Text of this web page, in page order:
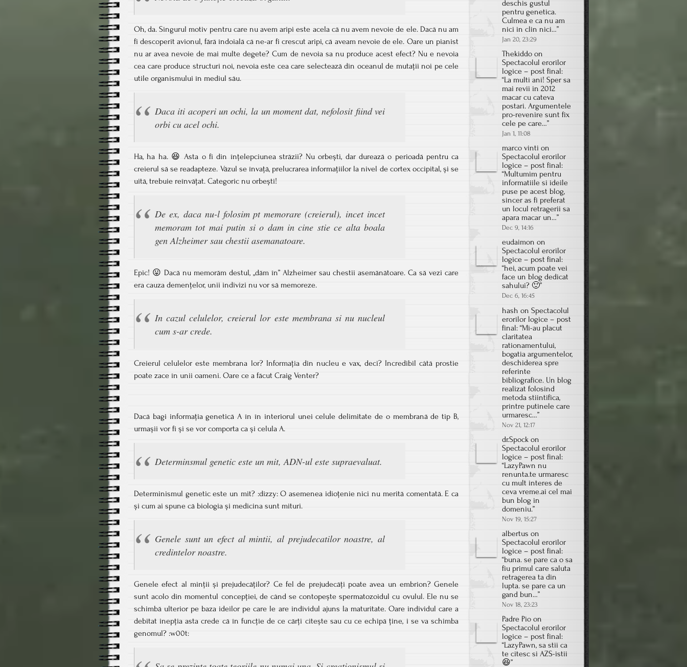
Oh, da. Singurul motiv pentru care nu avem aripi este acela că nu avem nevoie de ele. Dacă nu am
fi descoperit avionul, fără îndoială că ne-ar fi crescut aripi, că aveam nevoie de ele. Oare un pianist
nu ar avea nevoie de mai multe degete? Cum de nevoia sa nu produce acest efect? Nu e nevoia
cea care produce structuri noi, nevoia este cea care selectează din oceanul de mutații noi pe cele
utile organismului în mediul său.
Daca iti acoperi un ochi, la un moment dat, nefolosit fiind vei
orbi cu acel ochi.
Ha, ha ha. 😆 Asta o fi din înțelepciunea străzii? Nu orbești, dar durează o perioadă pentru ca
creierul să se readapteze. Văzul se învață, prelucrarea informațiilor la nivel de cortex occipital, și se
uită, trebuie reînvățat. Categoric nu orbești!
De ex, daca nu-l folosim pt memorare (creierul), incet incet
memoram tot mai putin si o dam in cine stie ce alta boala
gen Alzheimer sau chestii asemanatoare.
Epic! 😛 Dacă nu memorăm destul, „dăm în” Alzheimer sau chestii asemănătoare. Ca să vezi care
era cauza demențelor, unii indivizi nu vor să memoreze.
In cazul celulelor, creierul lor este membrana si nu nucleul
cum s-ar crede.
Creierul celulelor este membrana lor? Informația din nucleu e vax, deci? Incredibil câtă prostie
poate zace în unii oameni. Oare ce a făcut Craig Venter?
Dacă bagi informația genetică A în în interiorul unei celule delimitate de o membrană de tip B,
urmașii vor fi și se vor comporta ca și celula A.
Determinsmul genetic este un mit, ADN-ul este supraevaluat.
Determinismul genetic este un mit? :dizzy: O asemenea idioțenie nici nu merită comentată. E ca
și cum ai spune că biologia și medicina sunt mituri.
Genele sunt un efect al mintii, al prejudecatilor noastre, al
credintelor noastre.
Genele efect al minții și prejudecăților? Ce fel de prejudecăți poate avea un embrion? Genele
sunt acolo din momentul concepției, de când se contopește spermatozoidul cu ovulul. Ele nu se
schimbă ulterior pe baza ideilor pe care le are individul ajuns la maturitate. Oare individul care a
debitat inepția asta crede că în funcție de ce cărți citește sau cu ce echipă ține, i se va schimba
genomul? :w00t:
deschis gustul
pentru genetica.
Culmea e ca nu am
nici in clin nici…”
Jan 20, 23:29
Thekiddo on
Spectacolul erorilor
logice – post final:
“La multi ani! Sper sa
mai revii in 2012
macar cu cateva
postari. Argumentele
pro-revenire sunt fix
cele pe care…”
Jan 1, 11:08
marco vinti on
Spectacolul erorilor
logice – post final:
“Multumim pentru
informatiile si ideile
puse pe acest blog,
sincer as fi preferat
un locul retragerii sa
apara macar un…”
Dec 9, 14:16
eudaimon on
Spectacolul erorilor
logice – post final:
“hei, acum poate vei
face un blog dedicat
sahului? 🙂”
Dec 6, 16:45
hash on Spectacolul
erorilor logice – post
final: “Mi-au placut
claritatea
rationamentului,
bogatia argumentelor,
deschiderea spre
referinte
bibliografice. Un blog
realizat folosind
metoda stiintifica,
printre putinele care
urmaresc…”
Nov 21, 12:17
dr.Spock on
Spectacolul erorilor
logice – post final:
“LazyPawn nu
renunta.te urmaresc
cu mult interes de
ceva vreme.ai cel mai
bun blog in
domeniu.”
Nov 19, 15:27
albertus on
Spectacolul erorilor
logice – post final:
“buna. se pare ca o sa
fiu primul care saluta
retragerea ta din
lupta. se pare ca un
gand bun…”
Nov 18, 23:23
Padre Pio on
Spectacolul erorilor
logice – post final:
“LazyPawn, sa stii ca
te citesc si AZS-istii
😆”